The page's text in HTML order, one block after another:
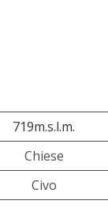
719m.s.l.m.
Chiese
Civo